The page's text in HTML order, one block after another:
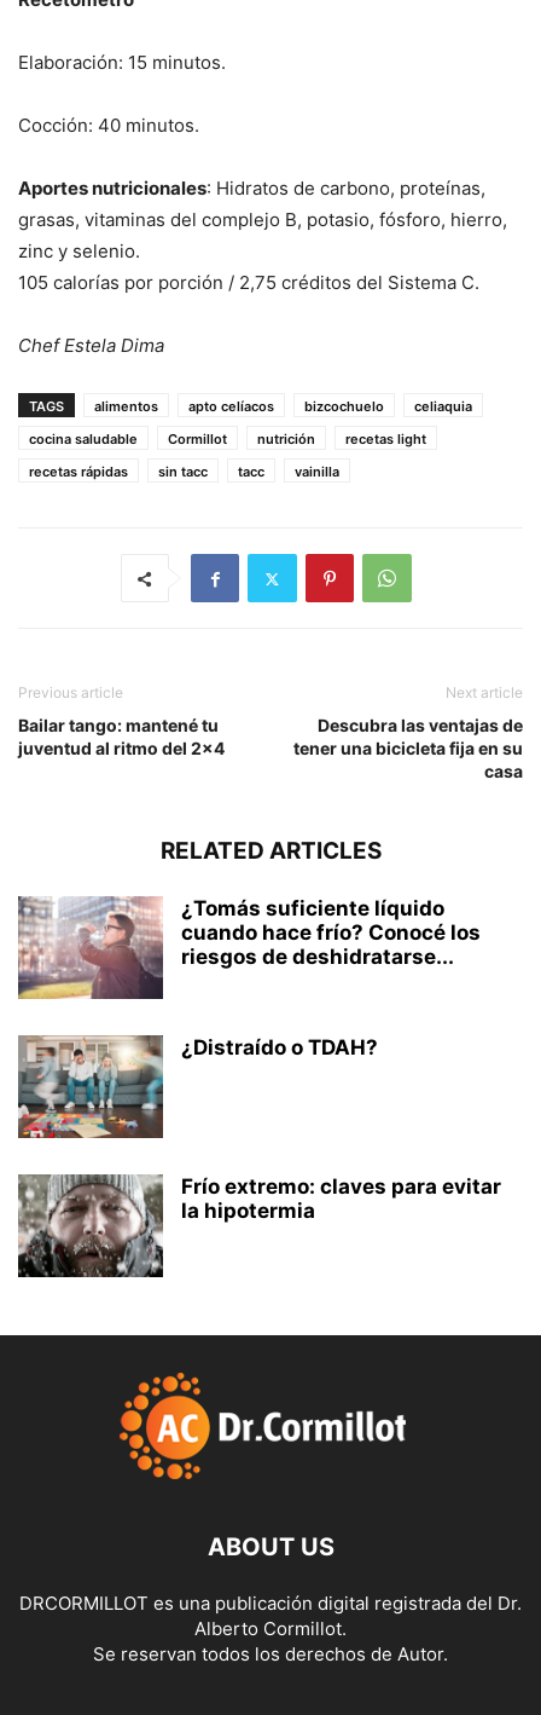
Elaboración: 15 minutos.
Cocción: 40 minutos.
Aportes nutricionales: Hidratos de carbono, proteínas,
grasas, vitaminas del complejo B, potasio, fósforo, hierro,
zinc y selenio.
105 calorías por porción / 2,75 créditos del Sistema C.
Chef Estela Dima
TAGS alimentos apto celíacos bizcochuelo
celiaquia
cocina saludable
Cormillot nutrición
recetas light
recetas rápidas
sin tacc tacc vainilla
Previous article
Bailar tango: mantené tu
juventud al ritmo del 2×4
Next article
Descubra las ventajas de
tener una bicicleta fija en su
casa
RELATED ARTICLES
¿Tomás suficiente líquido
cuando hace frío? Conocé los
riesgos de deshidratarse...
¿Distraído o TDAH?
Frío extremo: claves para evitar
la hipotermia
ABOUT US
DRCORMILLOT es una publicación digital registrada del Dr.
Alberto Cormillot.
Se reservan todos los derechos de Autor.